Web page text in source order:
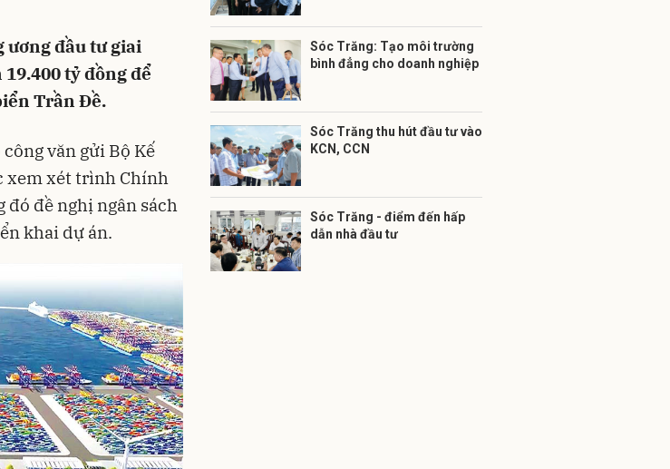
ương đầu tư giai
tỷ đồng để
Trần Đề.
văn gửi Bộ Kế
xem xét trình Chính
đề nghị ngân sách
khai dự án.
Sóc Trăng: Tạo môi trường
bình đẳng cho doanh nghiệp
Sóc Trăng thu hút đầu tư vào
KCN, CCN
Sóc Trăng - điểm đến hấp
dẫn nhà đầu tư